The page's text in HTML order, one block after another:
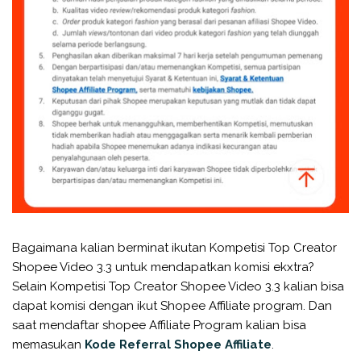
Bagaimana kalian berminat ikutan Kompetisi Top Creator
Shopee Video 3.3 untuk mendapatkan komisi ekxtra?
Selain Kompetisi Top Creator Shopee Video 3.3 kalian bisa
dapat komisi dengan ikut Shopee Affiliate program. Dan
saat mendaftar shopee Affiliate Program kalian bisa
memasukan Kode Referral Shopee Affiliate